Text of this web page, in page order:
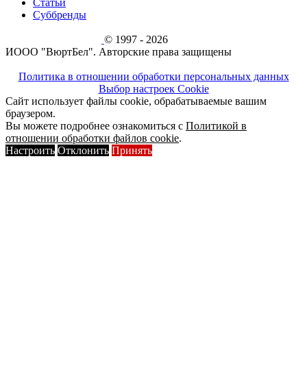
Статьи
Суббренды
© 1997 - 2026
ИООО "ВюртБел". Авторские права защищены
Политика в отношении обработки персональных данных
Выбор настроек Cookie
Сайт использует файлы cookie, обрабатываемые вашим
браузером.
Вы можете подробнее ознакомиться с Политикой в
отношении обработки файлов cookie.
Настроить Отклонить Принять